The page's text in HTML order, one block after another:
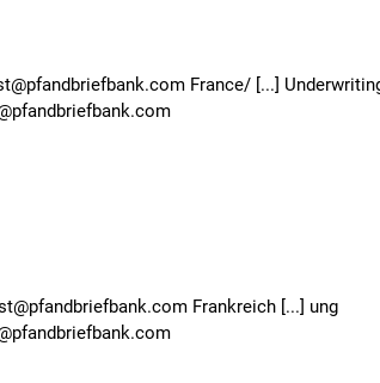
France/ [...]
Frankreich [...] ung